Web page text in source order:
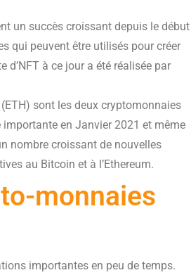
un succès croissant depuis le début
qui peuvent être utilisés pour créer
d’NFT à ce jour a été réalisée par
sont les deux cryptomonnaies
en Janvier 2021 et même
nombre croissant de nouvelles
au Bitcoin et à l’Ethereum.
monnaies
importantes en peu de temps.